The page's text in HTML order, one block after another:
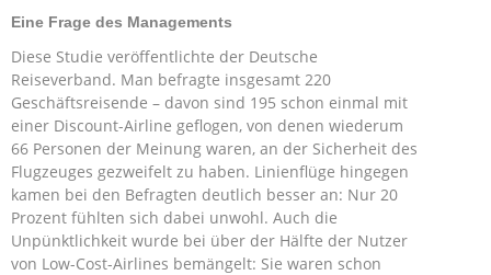
Eine Frage des Managements
Diese Studie veröffentlichte der Deutsche
Reiseverband. Man befragte insgesamt 220
Geschäftsreisende – davon sind 195 schon einmal mit
einer Discount-Airline geflogen, von denen wiederum
66 Personen der Meinung waren, an der Sicherheit des
Flugzeuges gezweifelt zu haben. Linienflüge hingegen
kamen bei den Befragten deutlich besser an: Nur 20
Prozent fühlten sich dabei unwohl. Auch die
Unpünktlichkeit wurde bei über der Hälfte der Nutzer
von Low-Cost-Airlines bemängelt: Sie waren schon